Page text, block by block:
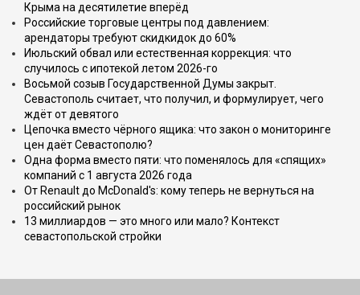
Крыма на десятилетие вперёд
Российские торговые центры под давлением:
арендаторы требуют скидкидок до 60%
Июльский обвал или естественная коррекция: что
случилось с ипотекой летом 2026-го
Восьмой созыв Государственной Думы закрыт.
Севастополь считает, что получил, и формулирует, чего
ждёт от девятого
Цепочка вместо чёрного ящика: что закон о мониторинге
цен даёт Севастополю?
Одна форма вместо пяти: что поменялось для «спящих»
компаний с 1 августа 2026 года
От Renault до McDonald's: кому теперь не вернуться на
российский рынок
13 миллиардов — это много или мало? Контекст
севастопольской стройки